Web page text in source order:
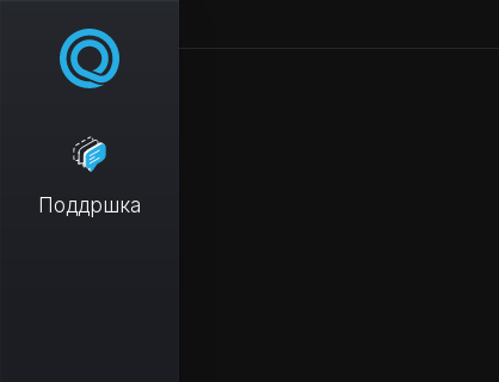
Поддршка